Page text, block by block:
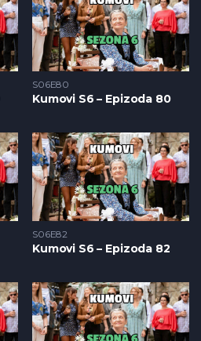
S06E80
Kumovi S6 – Epizoda 80
S06E82
Kumovi S6 – Epizoda 82